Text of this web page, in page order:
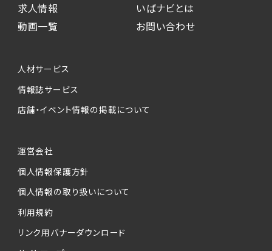
求人情報
動画一覧
いばナビとは
お問い合わせ
人材サービス
情報誌サービス
店舗・イベント情報の掲載について
運営会社
個人情報保護方針
個人情報の取り扱いについて
利用規約
リンク用バナーダウンロード